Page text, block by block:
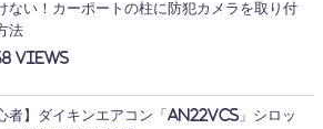
ない！カーポートの柱に防犯カメラを取り付
法
者】ダイキンエアコン「AN22VCS」シロッ